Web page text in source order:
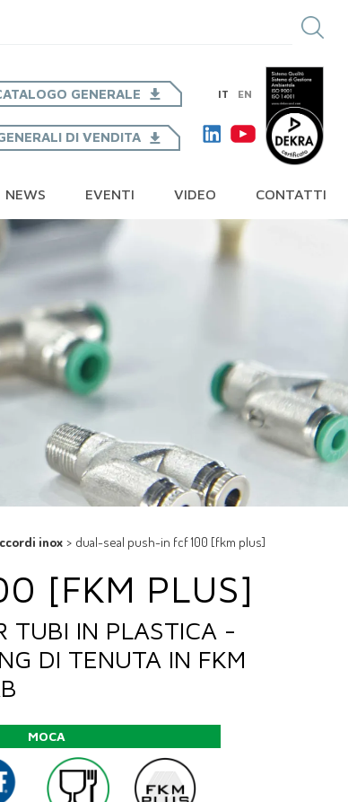
GENERALE IT EN
DI VENDITA
NEWS EVENTI VIDEO CONTATTI
inox > dual-seal push-in fcf 100 [fkm plus]
[FKM PLUS]
TUBI IN PLASTICA -
DI TENUTA IN FKM
MOCA